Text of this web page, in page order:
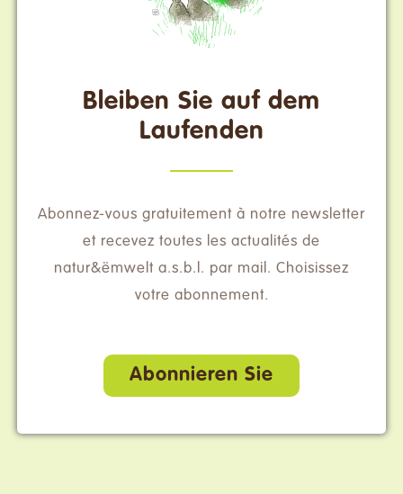
Bleiben Sie auf dem
Laufenden
Abonnez-vous gratuitement à notre newsletter
et recevez toutes les actualités de
natur&ëmwelt a.s.b.l. par mail. Choisissez
votre abonnement.
Abonnieren Sie